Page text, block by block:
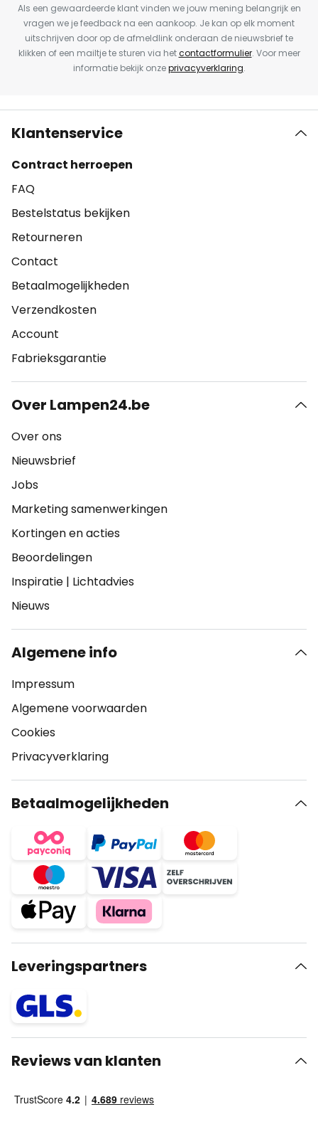
Als een gewaardeerde klant vinden we jouw mening belangrijk en
vragen we je feedback na een aankoop. Je kan op elk moment
uitschrijven door op de afmeldlink onderaan de nieuwsbrief te
klikken of een mailtje te sturen via hetcontactformulier. Voor meer
informatie bekijk onzeprivacyverklaring.
Klantenservice
Contract herroepen
FAQ
Bestelstatus bekijken
Retourneren
Contact
Betaalmogelijkheden
Verzendkosten
Account
Fabrieksgarantie
Over Lampen24.be
Over ons
Nieuwsbrief
Jobs
Marketing samenwerkingen
Kortingen en acties
Beoordelingen
Inspiratie | Lichtadvies
Nieuws
Algemene info
Impressum
Algemene voorwaarden
Cookies
Privacyverklaring
Betaalmogelijkheden
Leveringspartners
Reviews van klanten